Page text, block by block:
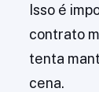
Isso é
contrato
tenta
cena.